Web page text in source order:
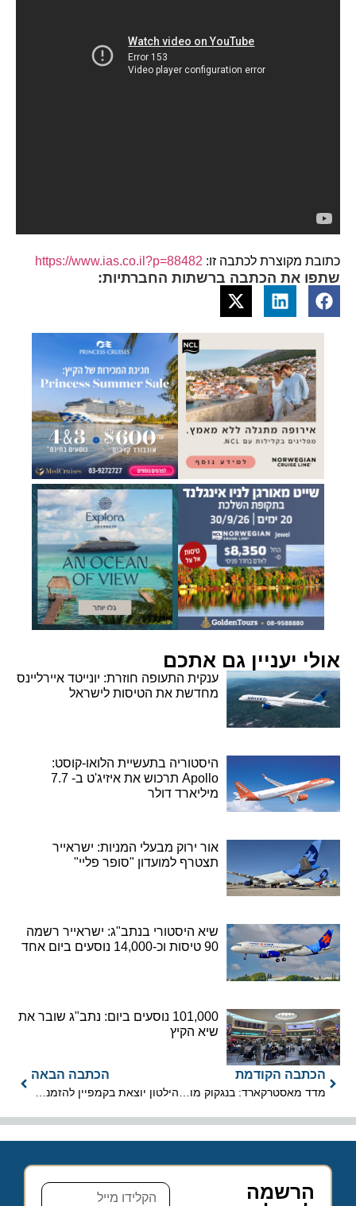
כתובת מקוצרת לכתבה זו: https://www.ias.co.il?p=88482
שתפו את הכתבה ברשתות החברתיות:
אולי יעניין גם אתכם
ענקית התעופה חוזרת: יונייטד איירליינס
מחדשת את הטיסות לישראל
היסטוריה בתעשיית הלואו-קוסט:
Apollo תרכוש את איזיג'ט ב- 7.7
מיליארד דולר
אור ירוק מבעלי המניות: ישראייר
תצטרף למועדון "סופר פליי"
שיא היסטורי בנתב"ג: ישראייר רשמה
90 טיסות וכ-14,000 נוסעים ביום אחד
101,000 נוסעים ביום: נתב"ג שובר את
שיא הקיץ
הכתבה הקודמת הכתבה הבאה
הרשמה